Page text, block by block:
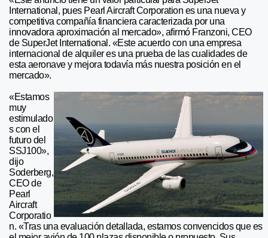
International, pues Pearl Aircraft Corporation es una nueva y
competitiva compañía financiera caracterizada por una
innovadora aproximación al mercado», afirmó Franzoni, CEO
de SuperJet International. «Este acuerdo con una empresa
internacional de alquiler es una prueba de las cualidades de
esta aeronave y mejora todavía más nuestra posición en el
mercado».
«Estamos
muy
estimulado
s con el
futuro del
SSJ100»,
dijo
Soderberg,
CEO de
Pearl
Aircraft
Corporatio
n. «Tras una evaluación detallada, estamos convencidos que es